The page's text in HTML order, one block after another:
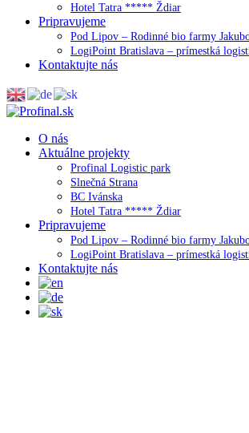
Hotel Tatra ***** Ždiar
Pripravujeme
Pod Lipov – Rodinné bio farmy
LogiPoint Bratislava – prímestká
Kontaktujte nás
O nás
Aktuálne projekty
Profinal Logistic park
Slnečná Strana
BC Ivánska
Hotel Tatra ***** Ždiar
Pripravujeme
Pod Lipov – Rodinné bio farmy
LogiPoint Bratislava – prímestká
Kontaktujte nás